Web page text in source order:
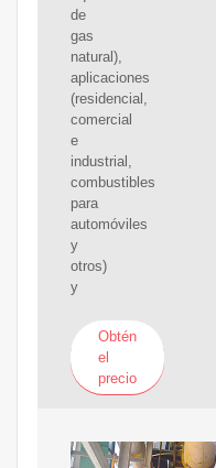
de
gas
natural),
aplicaciones
(residencial,
comercial
e
industrial,
combustibles
para
automóviles
y
otros)
y
Obtén
el
precio